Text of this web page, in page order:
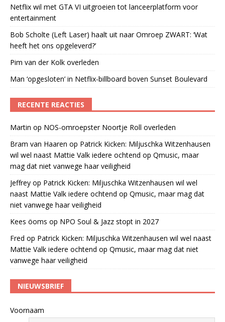
Netflix wil met GTA VI uitgroeien tot lanceerplatform voor
entertainment
Bob Scholte (Left Laser) haalt uit naar Omroep ZWART: ‘Wat
heeft het ons opgeleverd?’
Pim van der Kolk overleden
Man ‘opgesloten’ in Netflix-billboard boven Sunset Boulevard
RECENTE REACTIES
Martin op NOS-omroepster Noortje Roll overleden
Bram van Haaren op Patrick Kicken: Miljuschka Witzenhausen
wil wel naast Mattie Valk iedere ochtend op Qmusic, maar
mag dat niet vanwege haar veiligheid
Jeffrey op Patrick Kicken: Miljuschka Witzenhausen wil wel
naast Mattie Valk iedere ochtend op Qmusic, maar mag dat
niet vanwege haar veiligheid
Kees öoms op NPO Soul & Jazz stopt in 2027
Fred op Patrick Kicken: Miljuschka Witzenhausen wil wel naast
Mattie Valk iedere ochtend op Qmusic, maar mag dat niet
vanwege haar veiligheid
NIEUWSBRIEF
Voornaam